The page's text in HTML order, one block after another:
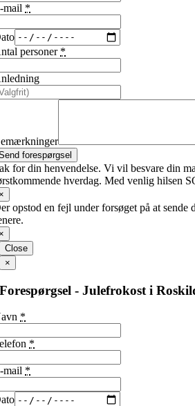
mail *
personer *
forespørgsel
for din henvendelse. Vi vil besvare din
hverdag. Med venlig hilsen
opstod en fejl under forsøget på at sende
Close
×
Forespørgsel - Julefrokost i
*
*
mail *